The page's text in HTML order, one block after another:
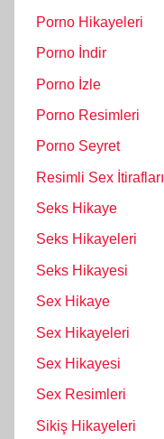
Porno Hikayeleri
Porno İndir
Porno İzle
Porno Resimleri
Porno Seyret
Resimli Sex İtirafları
Seks Hikaye
Seks Hikayeleri
Seks Hikayesi
Sex Hikaye
Sex Hikayeleri
Sex Hikayesi
Sex Resimleri
Sikiş Hikayeleri